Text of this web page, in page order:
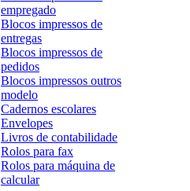
empregado
Blocos impressos de
entregas
Blocos impressos de
pedidos
Blocos impressos outros
modelo
Cadernos escolares
Envelopes
Livros de contabilidade
Rolos para fax
Rolos para máquina de
calcular